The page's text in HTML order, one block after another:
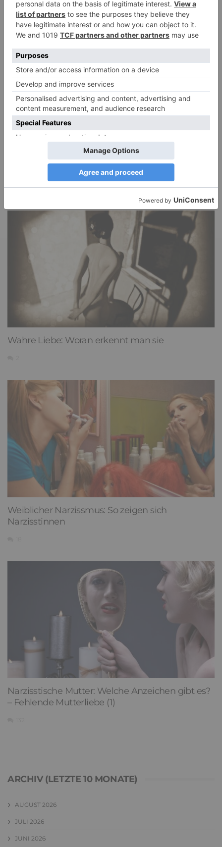
DIE BELIEBTESTEN ARTIKEL
Narzissmus in der Liebe
26
Wahre Liebe: Woran erkennt man sie
Weiblicher Narzissmus: So zeigen sich
Narzisstinnen
Narzisstische Mutter: Welche Anzeichen gibt es?
– Fehlende Mutterliebe (1)
ARCHIV (LETZTE 10 MONATE)
AUGUST 2026
JULI 2026
JUNI 2026